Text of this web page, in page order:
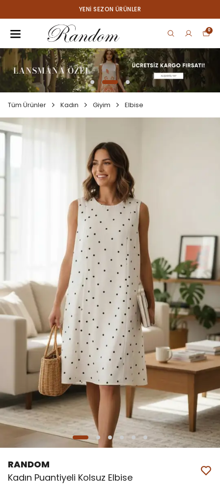
YENI SEZON ÜRÜNLER
0
Tüm Ürünler Kadın Giyim Elbise
RANDOM
Kadın Puantiyeli Kolsuz Elbise